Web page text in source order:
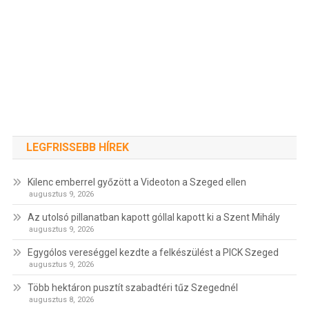
LEGFRISSEBB HÍREK
Kilenc emberrel győzött a Videoton a Szeged ellen
augusztus 9, 2026
Az utolsó pillanatban kapott góllal kapott ki a Szent Mihály
augusztus 9, 2026
Egygólos vereséggel kezdte a felkészülést a PICK Szeged
augusztus 9, 2026
Több hektáron pusztít szabadtéri tűz Szegednél
augusztus 8, 2026